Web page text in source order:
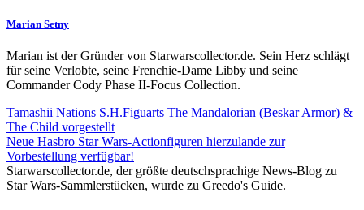
Marian Setny
Marian ist der Gründer von Starwarscollector.de. Sein Herz schlägt
für seine Verlobte, seine Frenchie-Dame Libby und seine
Commander Cody Phase II-Focus Collection.
Tamashii Nations S.H.Figuarts The Mandalorian (Beskar Armor) &
The Child vorgestellt
Neue Hasbro Star Wars-Actionfiguren hierzulande zur
Vorbestellung verfügbar!
Starwarscollector.de, der größte deutschsprachige News-Blog zu
Star Wars-Sammlerstücken, wurde zu Greedo's Guide.